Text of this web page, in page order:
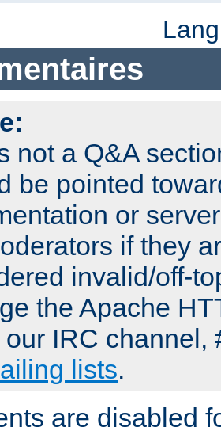
not a Q&A
be pointed
or
if they
invalid/off-
the Apache
IRC channel,
lists.
are disabled